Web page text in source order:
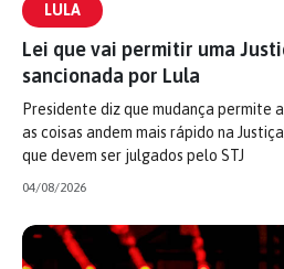
LULA
Lei que vai permitir uma
sancionada por Lula
Presidente diz que mudança permite
as coisas andem mais rápido na
que devem ser julgados pelo STJ
04/08/2026